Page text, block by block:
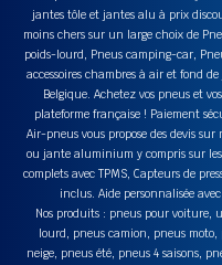
jantes tôle et jantes alu à prix
moins chers sur un large choix de
poids-lourd, Pneus camping-car,
accessoires chambres à air et fond
Belgique. Achetez vos pneus et
plateforme française ! Paiement
Air-pneus vous propose des devis
ou jante aluminium y compris sur les
complets avec TPMS, Capteurs de
inclus. Aide personnalisée
Nos produits : pneus pour
lourd, pneus camion, pneus
neige, pneus été, pneus 4 saisons,